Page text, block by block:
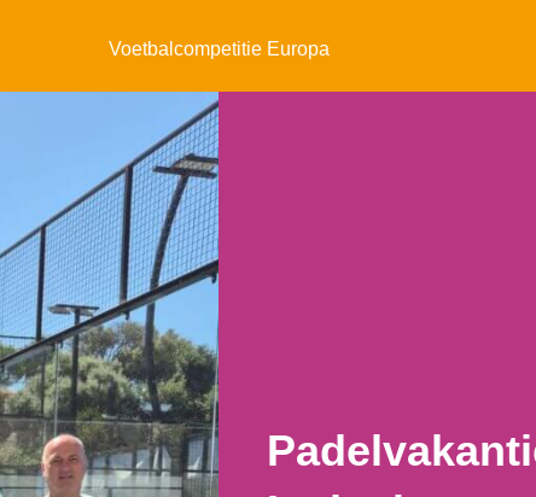
Voetbalcompetitie Europa